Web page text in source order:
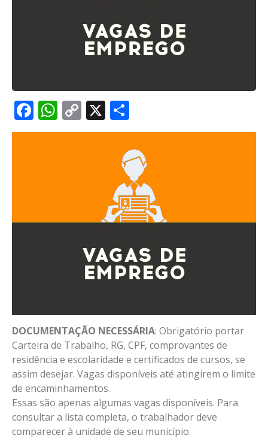
Facebook
WhatsApp
Copy
Link
X
DOCUMENTAÇÃO NECESSÁRIA: Obrigatório portar
Carteira de Trabalho, RG, CPF, comprovantes de
residência e escolaridade e certificados de cursos, se
assim desejar. Vagas disponíveis até atingirem o limite
de encaminhamentos.
Essas são apenas algumas vagas disponíveis. Para
consultar a lista completa, o trabalhador deve
comparecer à unidade de seu município.